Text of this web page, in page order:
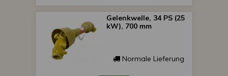
Gelenkwelle, 34 PS (25
kW), 700 mm
Normale Lieferung